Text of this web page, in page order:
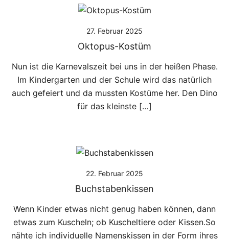
27. Februar 2025
Oktopus-Kostüm
Nun ist die Karnevalszeit bei uns in der heißen Phase.
Im Kindergarten und der Schule wird das natürlich
auch gefeiert und da mussten Kostüme her. Den Dino
für das kleinste […]
22. Februar 2025
Buchstabenkissen
Wenn Kinder etwas nicht genug haben können, dann
etwas zum Kuscheln; ob Kuscheltiere oder Kissen.So
nähte ich individuelle Namenskissen in der Form ihres